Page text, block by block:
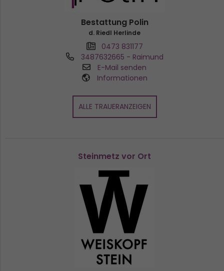
Bestattung Polin
d. Riedl Herlinde
0473 831177
3487632665 - Raimund
E-Mail senden
Informationen
ALLE TRAUERANZEIGEN
Steinmetz vor Ort